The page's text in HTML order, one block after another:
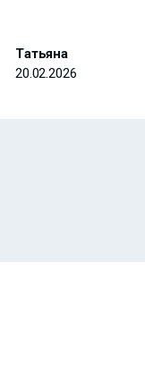
Татьяна
20.02.2026